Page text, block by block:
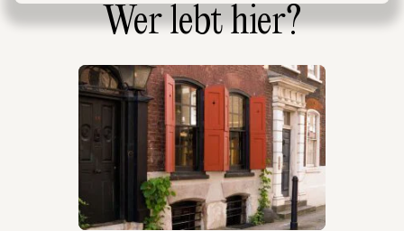
Wer lebt hier?